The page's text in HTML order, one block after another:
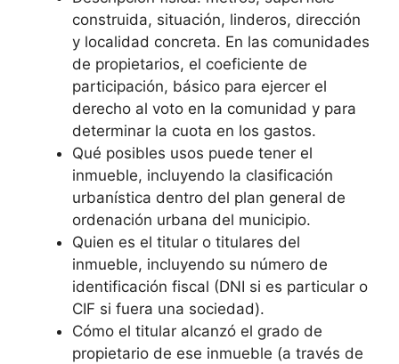
construida, situación, linderos, dirección
y localidad concreta. En las comunidades
de propietarios, el coeficiente de
participación, básico para ejercer el
derecho al voto en la comunidad y para
determinar la cuota en los gastos.
Qué posibles usos puede tener el
inmueble, incluyendo la clasificación
urbanística dentro del plan general de
ordenación urbana del municipio.
Quien es el titular o titulares del
inmueble, incluyendo su número de
identificación fiscal (DNI si es particular o
CIF si fuera una sociedad).
Cómo el titular alcanzó el grado de
propietario de ese inmueble (a través de